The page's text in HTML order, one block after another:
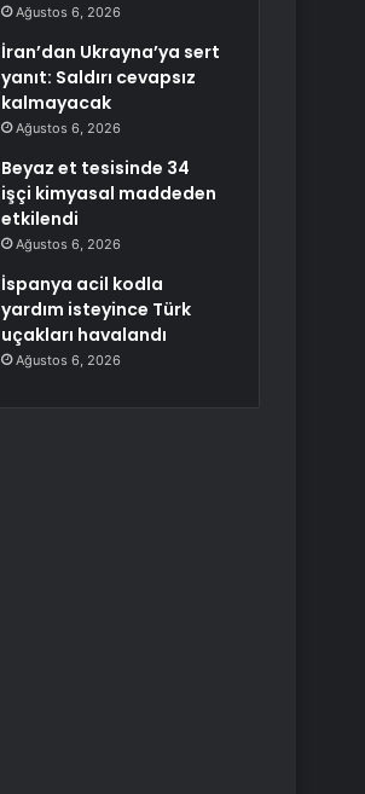
Ağustos 6, 2026
İran’dan Ukrayna’ya sert
yanıt: Saldırı cevapsız
kalmayacak
Ağustos 6, 2026
Beyaz et tesisinde 34
işçi kimyasal maddeden
etkilendi
Ağustos 6, 2026
İspanya acil kodla
yardım isteyince Türk
uçakları havalandı
Ağustos 6, 2026